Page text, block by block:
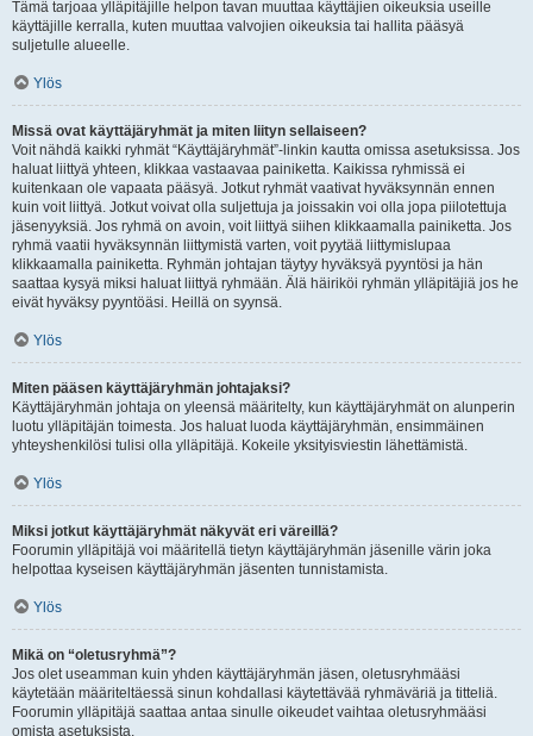
Tämä tarjoaa ylläpitäjille helpon tavan muuttaa käyttäjien oikeuksia useille
käyttäjille kerralla, kuten muuttaa valvojien oikeuksia tai hallita pääsyä
suljetulle alueelle.
Ylös
Missä ovat käyttäjäryhmät ja miten liityn sellaiseen?
Voit nähdä kaikki ryhmät “Käyttäjäryhmät”-linkin kautta omissa asetuksissa. Jos
haluat liittyä yhteen, klikkaa vastaavaa painiketta. Kaikissa ryhmissä ei
kuitenkaan ole vapaata pääsyä. Jotkut ryhmät vaativat hyväksynnän ennen
kuin voit liittyä. Jotkut voivat olla suljettuja ja joissakin voi olla jopa piilotettuja
jäsenyyksiä. Jos ryhmä on avoin, voit liittyä siihen klikkaamalla painiketta. Jos
ryhmä vaatii hyväksynnän liittymistä varten, voit pyytää liittymislupaa
klikkaamalla painiketta. Ryhmän johtajan täytyy hyväksyä pyyntösi ja hän
saattaa kysyä miksi haluat liittyä ryhmään. Älä häiriköi ryhmän ylläpitäjiä jos he
eivät hyväksy pyyntöäsi. Heillä on syynsä.
Ylös
Miten pääsen käyttäjäryhmän johtajaksi?
Käyttäjäryhmän johtaja on yleensä määritelty, kun käyttäjäryhmät on alunperin
luotu ylläpitäjän toimesta. Jos haluat luoda käyttäjäryhmän, ensimmäinen
yhteyshenkilösi tulisi olla ylläpitäjä. Kokeile yksityisviestin lähettämistä.
Ylös
Miksi jotkut käyttäjäryhmät näkyvät eri väreillä?
Foorumin ylläpitäjä voi määritellä tietyn käyttäjäryhmän jäsenille värin joka
helpottaa kyseisen käyttäjäryhmän jäsenten tunnistamista.
Ylös
Mikä on “oletusryhmä”?
Jos olet useamman kuin yhden käyttäjäryhmän jäsen, oletusryhmääsi
käytetään määriteltäessä sinun kohdallasi käytettävää ryhmäväriä ja titteliä.
Foorumin ylläpitäjä saattaa antaa sinulle oikeudet vaihtaa oletusryhmääsi
omista asetuksista.